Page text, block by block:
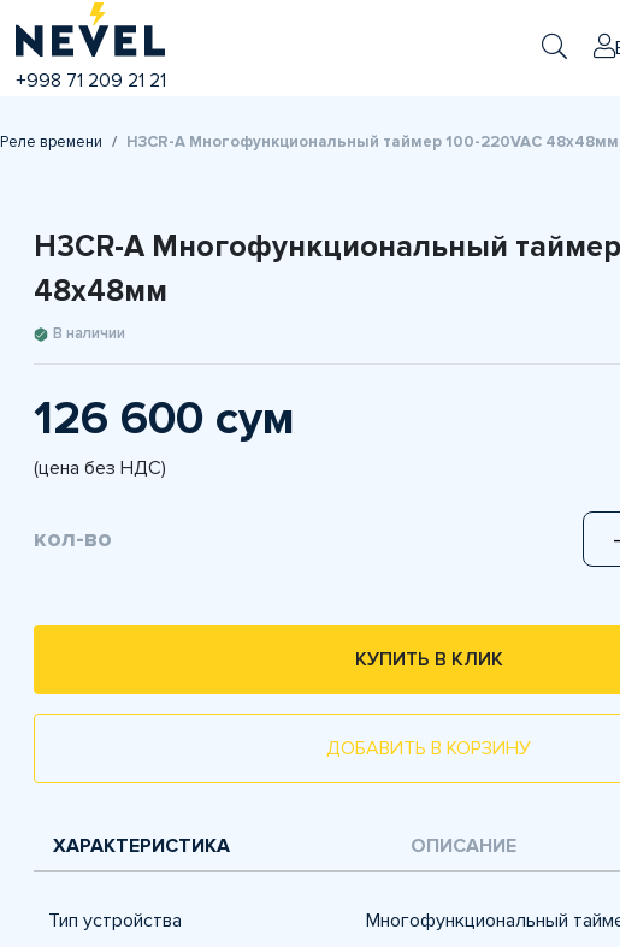
+998 71 209 21 21
Реле времени H3CR-A Многофункциональный таймер 100-220VAC 48x48мм
H3CR-A Многофункциональный
48x48мм
В наличии
126 600 сум
(цена без НДС)
кол-во -
КУПИТЬ В КЛИК
ДОБАВИТЬ В КОРЗИНУ
ХАРАКТЕРИСТИКА ОПИСАНИЕ
Тип устройства Многофункциональный